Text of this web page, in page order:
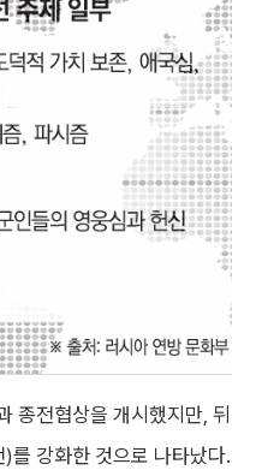
종전협상을 개시했지만, 뒤
를 강화한 것으로 나타났다.